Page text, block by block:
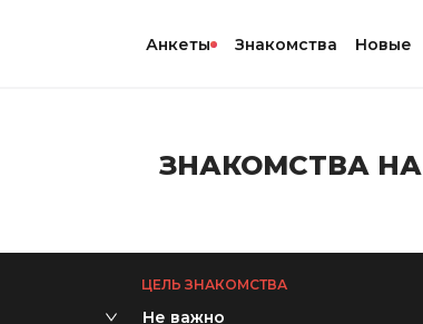
Анкеты Знакомства Новые
ЗНАКОМСТВА НА
ЦЕЛЬ ЗНАКОМСТВА
Не важно